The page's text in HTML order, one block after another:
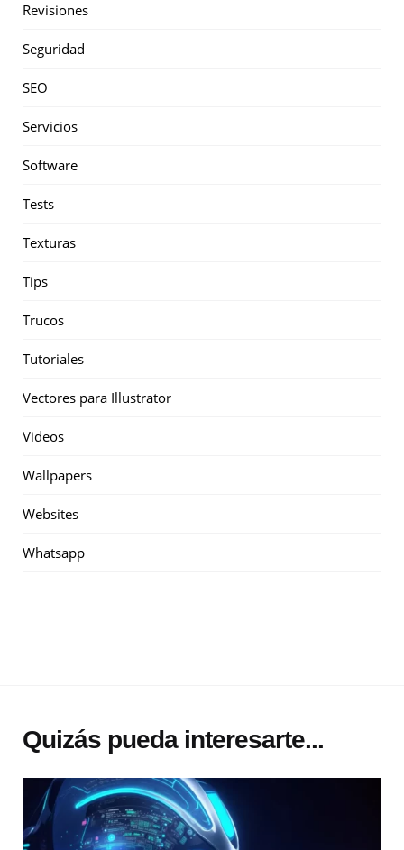
Revisiones
Seguridad
SEO
Servicios
Software
Tests
Texturas
Tips
Trucos
Tutoriales
Vectores para Illustrator
Videos
Wallpapers
Websites
Whatsapp
Quizás pueda interesarte...